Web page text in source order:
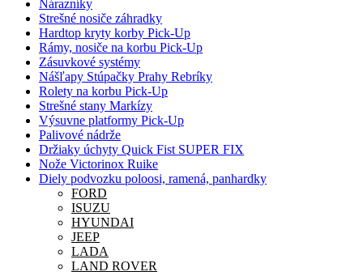
Nárazníky
Strešné nosiče záhradky
Hardtop kryty korby Pick-Up
Rámy, nosiče na korbu Pick-Up
Zásuvkové systémy
Nášľapy Stúpačky Prahy Rebríky
Rolety na korbu Pick-Up
Strešné stany Markízy
Výsuvne platformy Pick-Up
Palivové nádrže
Držiaky úchyty Quick Fist SUPER FIX
Nože Victorinox Ruike
Diely podvozku poloosi, ramená, panhardky
FORD
ISUZU
HYUNDAI
JEEP
LADA
LAND ROVER